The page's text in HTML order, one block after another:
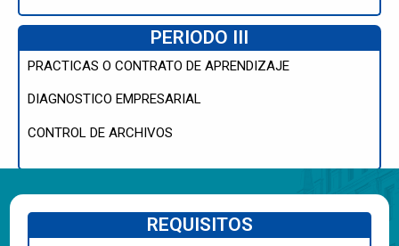
PERIODO III
PRACTICAS O CONTRATO DE APRENDIZAJE
DIAGNOSTICO EMPRESARIAL
CONTROL DE ARCHIVOS
REQUISITOS